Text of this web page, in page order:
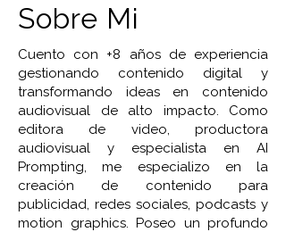
Sobre Mi
Cuento con +8 años de experiencia
gestionando contenido digital y
transformando ideas en contenido
audiovisual de alto impacto. Como
editora de video, productora
audiovisual y especialista en AI
Prompting, me especializo en la
creación de contenido para
publicidad, redes sociales, podcasts y
motion graphics. Poseo un profundo